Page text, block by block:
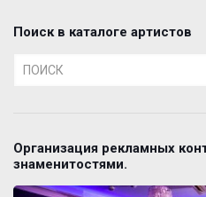
Поиск в каталоге артистов
Организация рекламных
знаменитостями.